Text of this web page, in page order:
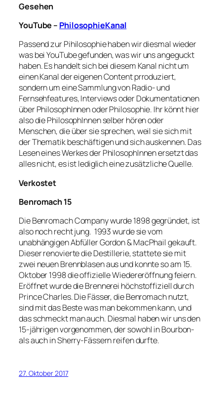
Gesehen
YouTube – PhilosophieKanal
Passend zur Pihilosophie haben wir diesmal wieder
was bei YouTube gefunden, was wir uns angeguckt
haben. Es handelt sich bei diesem Kanal nicht um
einen Kanal der eigenen Content prroduziert,
sondern um eine Sammlung von Radio- und
Fernsehfeatures, Interviews oder Dokumentationen
über PhilosophInnen oder Philosophie. Ihr könnt hier
also die PhilosophInnen selber hören oder
Menschen, die über sie sprechen, weil sie sich mit
der Thematik beschäftigen und sich auskennen. Das
Lesen eines Werkes der PhilosophInnen ersetzt das
alles nicht, es ist lediglich eine zusätzliche Quelle.
Verkostet
Benromach 15
Die Benromach Company wurde 1898 gegründet, ist
also noch recht jung. 1993 wurde sie vom
unabhängigen Abfüller Gordon & MacPhail gekauft.
Dieser renovierte die Destillerie, stattete sie mit
zwei neuen Brennblasen aus und konnte so am 15.
Oktober 1998 die offizielle Wiedereröffnung feiern.
Eröffnet wurde die Brennerei höchstoffiziell durch
Prince Charles. Die Fässer, die Benromach nutzt,
sind mit das Beste was man bekommen kann, und
das schmeckt man auch. Diesmal haben wir uns den
15-jährigen vorgenommen, der sowohl in Bourbon-
als auch in Sherry-Fässern reifen durfte.
27. Oktober 2017